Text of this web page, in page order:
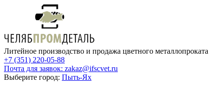
Литейное производство и продажа цветного металлопроката
+7 (351) 220-05-88
Почта для заявок: zakaz@ifscvet.ru
Выберите город: Пыть-Ях